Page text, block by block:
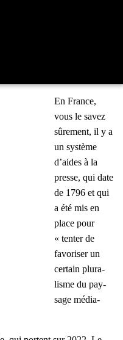
En France,
vous le savez
sûre­ment, il y a
un sys­tème
d’aides à la
presse, qui date
de 1796 et qui
a été mis en
place pour
« ten­ter de
favo­ri­ser un
cer­tain plu­ra­
lisme du pay­
sage média­